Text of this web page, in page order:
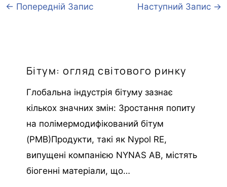
← Попередній Запис Наступний Запис →
Бітум: огляд світового ринку
Глобальна індустрія бітуму зазнає
кількох значних змін: Зростання попиту
на полімермодифікований бітум
(PMB)Продукти, такі як Nypol RE,
випущені компанією NYNAS AB, містять
біогенні матеріали, що…